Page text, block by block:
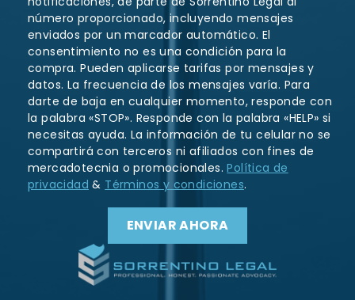
número proporcionado, incluyendo mensajes
enviados por un marcador automático. El
consentimiento no es una condición para la
compra. Pueden aplicarse tarifas por mensajes y
datos. La frecuencia de los mensajes varía. Para
darte de baja en cualquier momento, responde con
la palabra «STOP». Responde con la palabra «HELP» si
necesitas ayuda. La información de tu celular no se
compartirá con terceros ni afiliados con fines de
mercadotecnia o promocionales.Política de
privacidad & Términos y condiciones.